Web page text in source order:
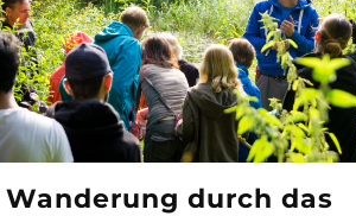
Wanderung durch das